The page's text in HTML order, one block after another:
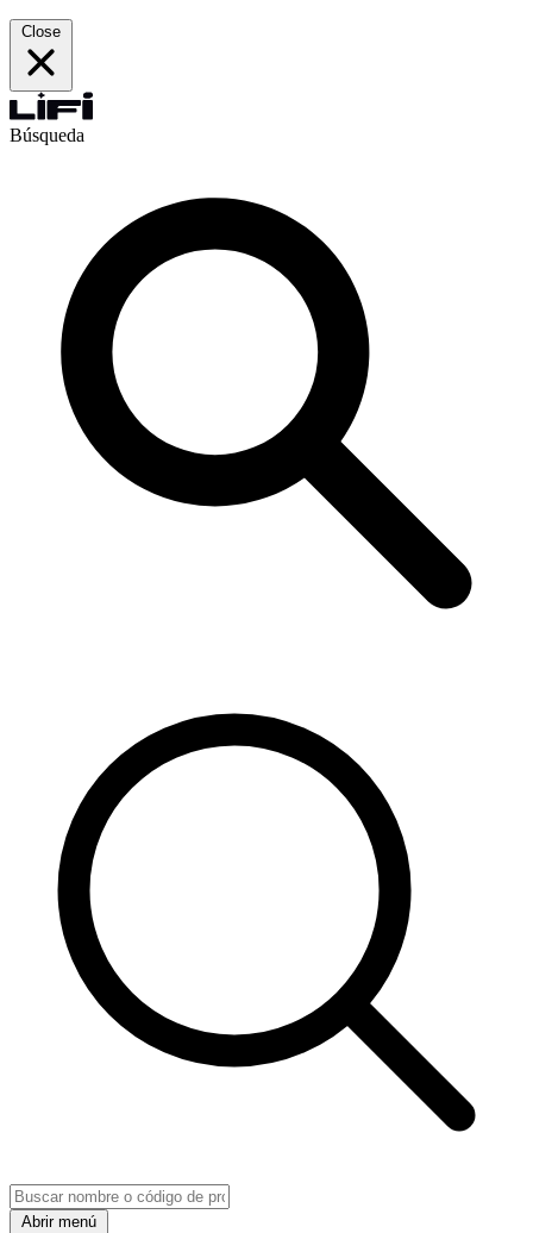
Close
Búsqueda
Abrir menú